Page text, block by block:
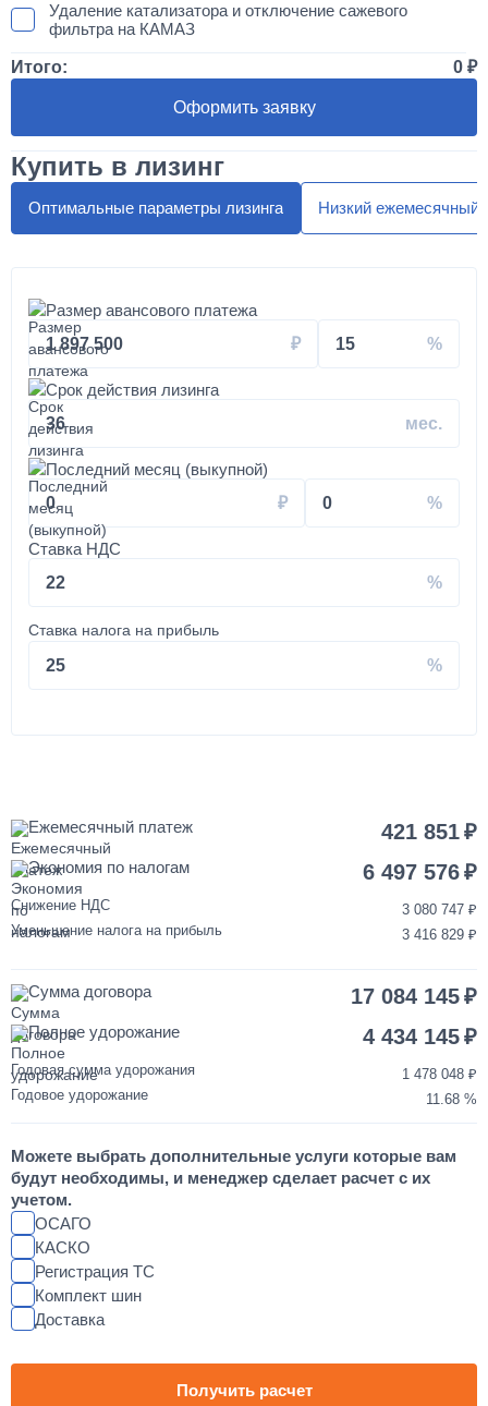
Удаление катализатора и отключение сажевого
фильтра на КАМАЗ
50 000
Установка двухместного спальника с высокой крышей
Установка автоматической системы подкачки колес и
шин на вездеход КАМАЗ
Установка КМУ 4-5 тонн на КАМАЗ
Установка запасного колеса на КАМАЗ
120 000
от 3 до 5 дней
от 2 до 3 дней
55 000
Установка магнитолы и динамиков в КАМАЗ
Итого: 0
Оформить заявку
Купить в лизинг
Оптимальные параметры лизинга Низкий ежемесячный
Размер авансового платежа
1 897 500
15
Срок действия лизинга
36
Последний месяц (выкупной)
0
0
Ставка НДС
22
Ставка налога на прибыль
25
Ежемесячный платеж 421 851
Экономия по налогам 6 497 576
Снижение НДС
3 080 747
Уменьшение налога на прибыль
3 416 829
Сумма договора 17 084 145
Полное удорожание 4 434 145
Годовая сумма удорожания
1 478 048
Годовое удорожание
11.68
Можете выбрать дополнительные услуги которые вам
будут необходимы, и менеджер сделает расчет с их
учетом.
ОСАГО
КАСКО
Регистрация ТС
Комплект шин
Доставка
Получить расчет